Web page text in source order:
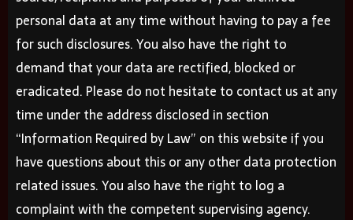
personal data at any time without having to pay a fee
for such disclosures. You also have the right to
demand that your data are rectified, blocked or
eradicated. Please do not hesitate to contact us at any
time under the address disclosed in section
“Information Required by Law” on this website if you
have questions about this or any other data protection
related issues. You also have the right to log a
complaint with the competent supervising agency.